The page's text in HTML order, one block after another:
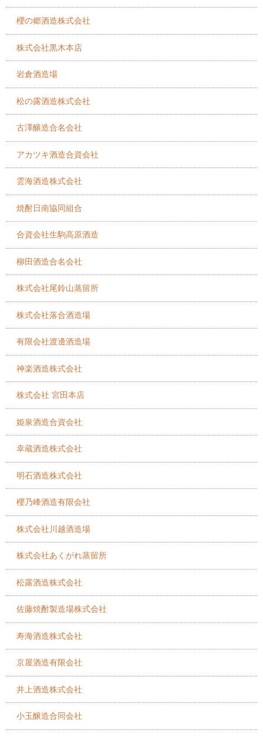
櫻の郷酒造株式会社
株式会社黒木本店
岩倉酒造場
松の露酒造株式会社
古澤醸造合名会社
アカツキ酒造合資会社
雲海酒造株式会社
焼酎日南協同組合
合資会社生駒高原酒造
柳田酒造合名会社
株式会社尾鈴山蒸留所
株式会社落合酒造場
有限会社渡邊酒造場
神楽酒造株式会社
株式会社 宮田本店
姫泉酒造合資会社
幸蔵酒造株式会社
明石酒造株式会社
櫻乃峰酒造有限会社
株式会社川越酒造場
株式会社あくがれ蒸留所
松露酒造株式会社
佐藤焼酎製造場株式会社
寿海酒造株式会社
京屋酒造有限会社
井上酒造株式会社
小玉醸造合同会社